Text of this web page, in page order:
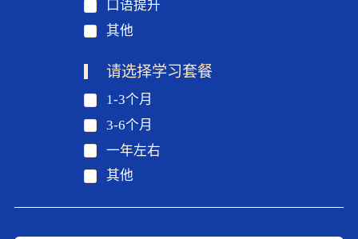
口语提升
其他
请选择学习套餐
1-3个月
3-6个月
一年左右
其他